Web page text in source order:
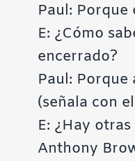
Paul: Porque
E: ¿Cómo
encerrado?
Paul:
(señala con
E: ¿Hay
Anthony